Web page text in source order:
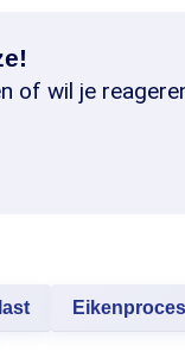
of wil je